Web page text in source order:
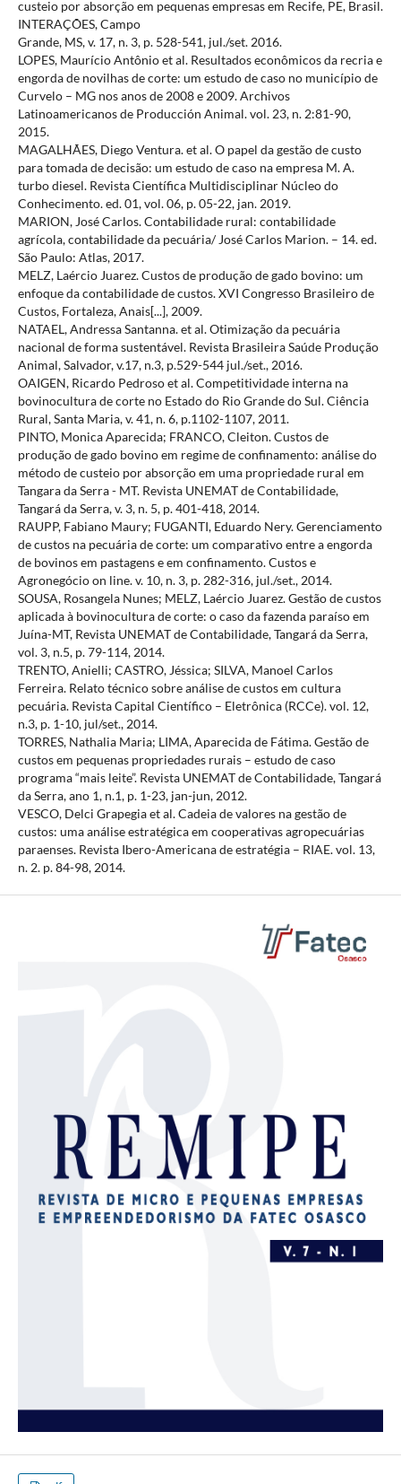
custeio por absorção em pequenas empresas em Recife, PE, Brasil.
INTERAÇÕES, Campo
Grande, MS, v. 17, n. 3, p. 528-541, jul./set. 2016.
LOPES, Maurício Antônio et al. Resultados econômicos da recria e
engorda de novilhas de corte: um estudo de caso no município de
Curvelo – MG nos anos de 2008 e 2009. Archivos
Latinoamericanos de Producción Animal. vol. 23, n. 2:81-90,
2015.
MAGALHÃES, Diego Ventura. et al. O papel da gestão de custo
para tomada de decisão: um estudo de caso na empresa M. A.
turbo diesel. Revista Científica Multidisciplinar Núcleo do
Conhecimento. ed. 01, vol. 06, p. 05-22, jan. 2019.
MARION, José Carlos. Contabilidade rural: contabilidade
agrícola, contabilidade da pecuária/ José Carlos Marion. – 14. ed.
São Paulo: Atlas, 2017.
MELZ, Laércio Juarez. Custos de produção de gado bovino: um
enfoque da contabilidade de custos. XVI Congresso Brasileiro de
Custos, Fortaleza, Anais[...], 2009.
NATAEL, Andressa Santanna. et al. Otimização da pecuária
nacional de forma sustentável. Revista Brasileira Saúde Produção
Animal, Salvador, v.17, n.3, p.529-544 jul./set., 2016.
OAIGEN, Ricardo Pedroso et al. Competitividade interna na
bovinocultura de corte no Estado do Rio Grande do Sul. Ciência
Rural, Santa Maria, v. 41, n. 6, p.1102-1107, 2011.
PINTO, Monica Aparecida; FRANCO, Cleiton. Custos de
produção de gado bovino em regime de confinamento: análise do
método de custeio por absorção em uma propriedade rural em
Tangara da Serra - MT. Revista UNEMAT de Contabilidade,
Tangará da Serra, v. 3, n. 5, p. 401-418, 2014.
RAUPP, Fabiano Maury; FUGANTI, Eduardo Nery. Gerenciamento
de custos na pecuária de corte: um comparativo entre a engorda
de bovinos em pastagens e em confinamento. Custos e
Agronegócio on line. v. 10, n. 3, p. 282-316, jul./set., 2014.
SOUSA, Rosangela Nunes; MELZ, Laércio Juarez. Gestão de custos
aplicada à bovinocultura de corte: o caso da fazenda paraíso em
Juína-MT, Revista UNEMAT de Contabilidade, Tangará da Serra,
vol. 3, n.5, p. 79-114, 2014.
TRENTO, Anielli; CASTRO, Jéssica; SILVA, Manoel Carlos
Ferreira. Relato técnico sobre análise de custos em cultura
pecuária. Revista Capital Científico – Eletrônica (RCCe). vol. 12,
n.3, p. 1-10, jul/set., 2014.
TORRES, Nathalia Maria; LIMA, Aparecida de Fátima. Gestão de
custos em pequenas propriedades rurais – estudo de caso
programa “mais leite”. Revista UNEMAT de Contabilidade, Tangará
da Serra, ano 1, n.1, p. 1-23, jan-jun, 2012.
VESCO, Delci Grapegia et al. Cadeia de valores na gestão de
custos: uma análise estratégica em cooperativas agropecuárias
paraenses. Revista Ibero-Americana de estratégia – RIAE. vol. 13,
n. 2. p. 84-98, 2014.